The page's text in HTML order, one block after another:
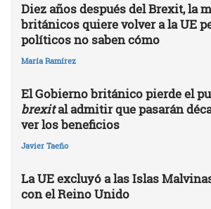
Diez años después del Brexit, la
británicos quiere volver a la UE
políticos no saben cómo
María Ramírez
El Gobierno británico pierde el
brexital admitir que pasarán
ver los beneficios
Javier Taeño
La UE excluyó a las Islas
con el Reino Unido